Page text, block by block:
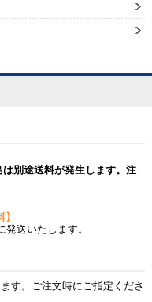
別途送料が発生します。注
送いたします。
す。ご注文時にご指定くださ